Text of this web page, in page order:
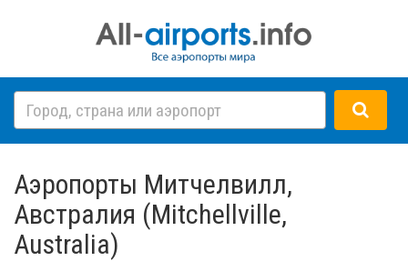
Аэропорты Митчелвилл,
Австралия (Mitchellville,
Australia)